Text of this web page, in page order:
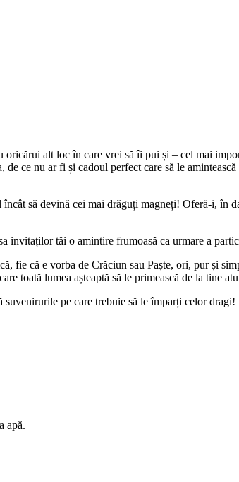
alt loc în care vrei să îi pui și – cel mai
ce nu ar fi și cadoul perfect care să le
să devină cei mai drăguți magneți! Oferă-i,
invitaților tăi o amintire frumoasă ca urmare a
fie că e vorba de Crăciun sau Paște, ori, pur și
toată lumea așteaptă să le primească de la tine
pe care trebuie să le împarți celor dragi!
apă.